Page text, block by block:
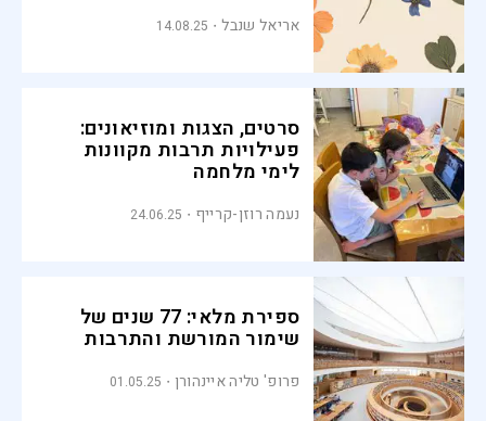
אריאל שנבל 14.08.25
סרטים, הצגות ומוזיאונים:
פעילויות תרבות מקוונות
לימי מלחמה
נעמה רוזן-קרייף 24.06.25
ספירת מלאי: 77 שנים של
שימור המורשת והתרבות
פרופ' טליה איינהורן 01.05.25